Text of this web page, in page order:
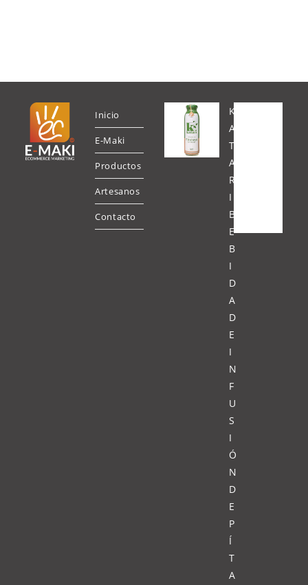
Inicio
E-Maki
Productos
Artesanos
Contacto
K
A
T
A
R
I
B
E
B
I
D
A
D
E
I
N
F
U
S
I
Ó
N
D
E
P
Í
T
A